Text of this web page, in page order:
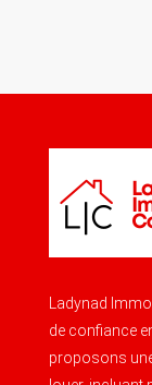
Ladynad
de confiance
proposons